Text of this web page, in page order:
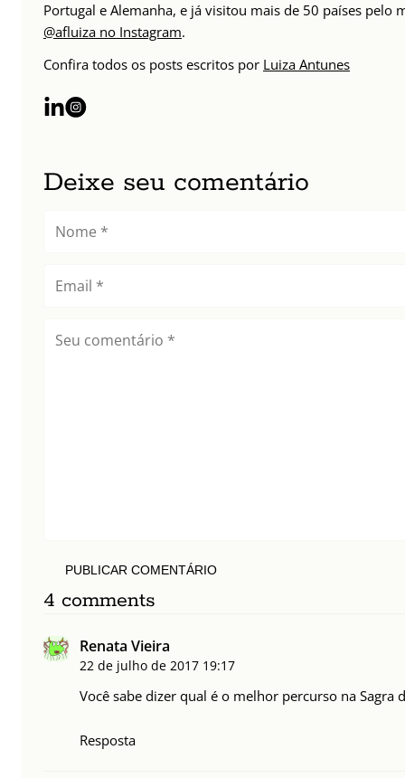
Portugal e Alemanha, e já visitou mais de 50 países pelo
@afluiza no Instagram.
Confira todos os posts escritos por Luiza Antunes
Deixe seu comentário
PUBLICAR COMENTÁRIO
4 comments
Renata Vieira
22 de julho de 2017 19:17
Você sabe dizer qual é o melhor percurso na Sagra
Resposta